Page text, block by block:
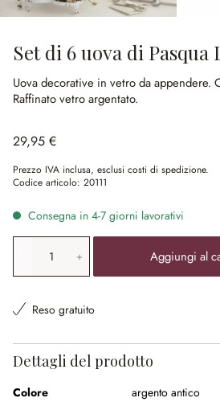
Set di 6 uova di Pasqua
Uova decorative in vetro da appendere.
Raffinato vetro argentato.
29,95 €
Prezzo IVA inclusa, esclusi costi di spedizione.
Codice articolo: 20111
Consegna in 4-7 giorni lavorativi
Quantità prodotto: inserisci il
Aggiungi al
Reso gratuito
Dettagli del prodotto
Colore
argento antico